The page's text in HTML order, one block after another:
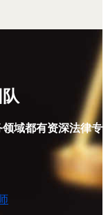
域都有资深法律专